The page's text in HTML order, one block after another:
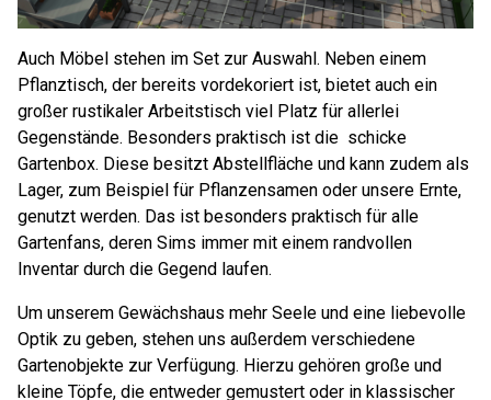
Auch Möbel stehen im Set zur Auswahl. Neben einem
Pflanztisch, der bereits vordekoriert ist, bietet auch ein
großer rustikaler Arbeitstisch viel Platz für allerlei
Gegenstände. Besonders praktisch ist die schicke
Gartenbox. Diese besitzt Abstellfläche und kann zudem als
Lager, zum Beispiel für Pflanzensamen oder unsere Ernte,
genutzt werden. Das ist besonders praktisch für alle
Gartenfans, deren Sims immer mit einem randvollen
Inventar durch die Gegend laufen.
Um unserem Gewächshaus mehr Seele und eine liebevolle
Optik zu geben, stehen uns außerdem verschiedene
Gartenobjekte zur Verfügung. Hierzu gehören große und
kleine Töpfe, die entweder gemustert oder in klassischer